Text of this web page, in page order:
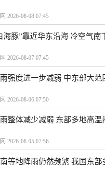
2026-08-08 07:45
海豚”靠近华东沿海 冷空气
2026-08-07 07:45
强度进一步减弱 中东部大
2026-08-06 07:50
整体减少减弱 东部多地高温
2026-08-05 07:56
等地降雨仍然频繁 我国东部